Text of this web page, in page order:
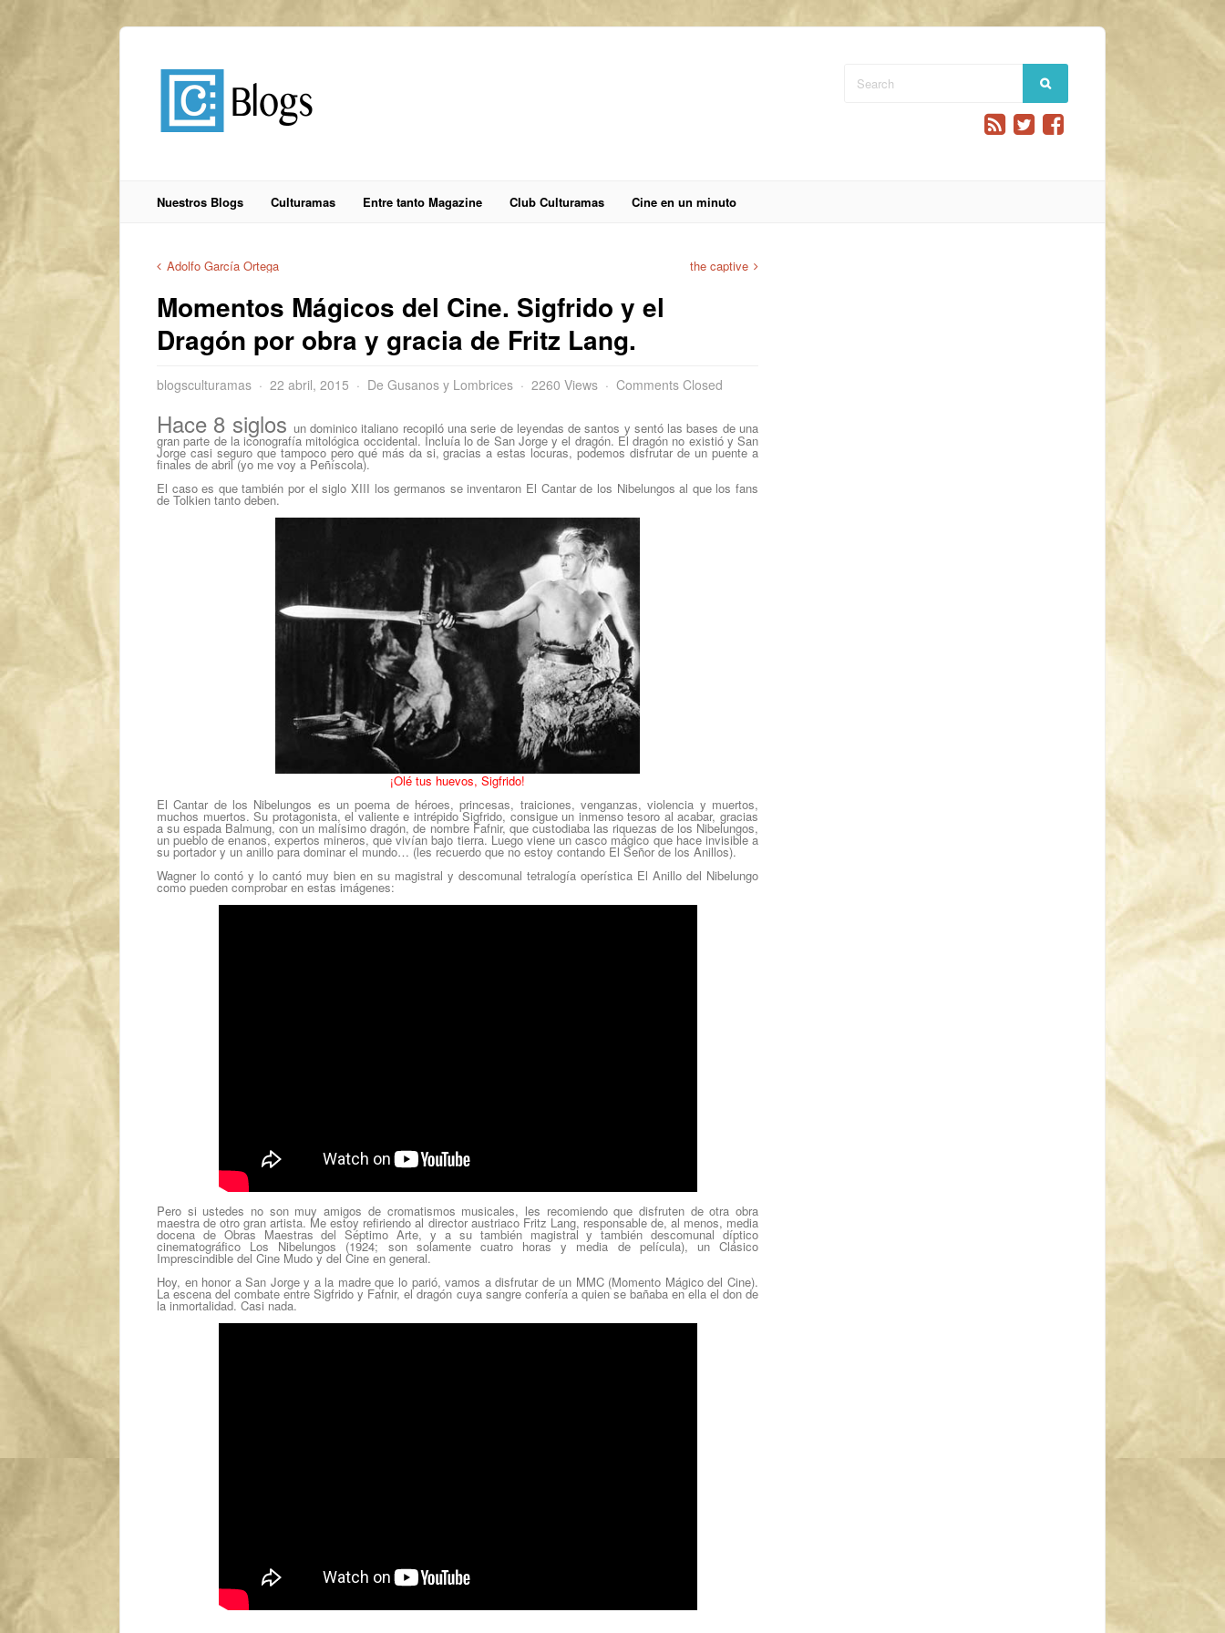
Nuestros Blogs Culturamas Entre tanto Magazine Club Culturamas Cine en un minuto
Adolfo García Ortega the captive
Momentos Mágicos del Cine. Sigfrido y el
Dragón por obra y gracia de Fritz Lang.
blogsculturamas 22 abril, 2015 De Gusanos y Lombrices 2260 Views Comments Closed
Hace 8 siglos un dominico italiano recopiló una serie de leyendas de santos y sentó las bases de una
gran parte de la iconografía mitológica occidental. Incluía lo de San Jorge y el dragón. El dragón no existió y San
Jorge casi seguro que tampoco pero qué más da si, gracias a estas locuras, podemos disfrutar de un puente a
finales de abril (yo me voy a Peñíscola).
El caso es que también por el siglo XIII los germanos se inventaron El Cantar de los Nibelungos al que los fans
de Tolkien tanto deben.
¡Olé tus huevos, Sigfrido!
El Cantar de los Nibelungos es un poema de héroes, princesas, traiciones, venganzas, violencia y muertos,
muchos muertos. Su protagonista, el valiente e intrépidoSigfrido, consigue un inmenso tesoro al acabar, gracias
a su espada Balmung, con un malísimo dragón, de nombre Fafnir, que custodiaba las riquezas de los Nibelungos,
un pueblo de enanos, expertos mineros, que vivían bajo tierra. Luego viene un casco mágico que hace invisible a
su portador y un anillo para dominar el mundo… (les recuerdo que no estoy contando El Señor de los Anillos).
Wagnerlo contó y lo cantó muy bien en su magistral y descomunal tetralogía operística El Anillo del Nibelungo
como pueden comprobar en estas imágenes:
Pero si ustedes no son muy amigos de cromatismos musicales, les recomiendo que disfruten de otra obra
maestra de otro gran artista. Me estoy refiriendo al director austriaco Fritz Lang, responsable de, al menos, media
docena de Obras Maestras del Séptimo Arte, y a su también magistral y también descomunaldíptico
cinematográfico Los Nibelungos (1924; son solamente cuatro horas y media de película), un Clásico
Imprescindible del Cine Mudo y del Cine en general.
Hoy, en honor a San Jorge y a la madre que lo parió, vamos a disfrutar de un MMC (Momento Mágico del Cine).
La escena del combate entreSigfrido y Fafnir, el dragón cuya sangre confería a quien se bañaba en ella el don de
la inmortalidad. Casi nada.